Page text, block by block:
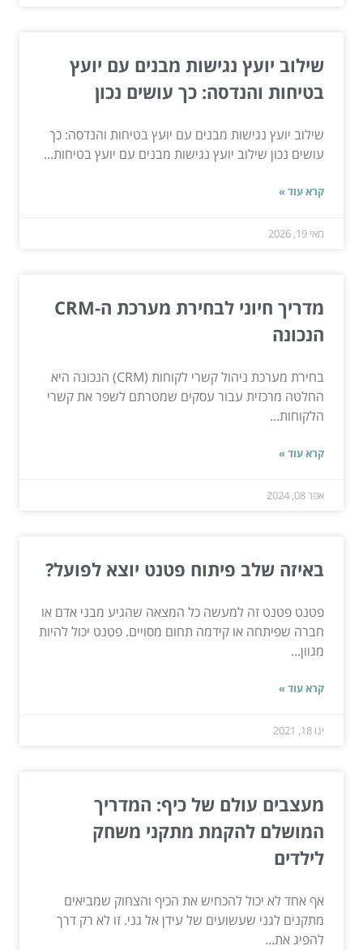
שילוב יועץ נגישות מבנים עם יועץ
בטיחות והנדסה: כך עושים נכון
שילוב יועץ נגישות מבנים עם יועץ בטיחות והנדסה: כך
עושים נכון שילוב יועץ נגישות מבנים עם יועץ בטיחות...
קרא עוד »
מאי 19, 2026
מדריך חיוני לבחירת מערכת ה-CRM
הנכונה
בחירת מערכת ניהול קשרי לקוחות (CRM) הנכונה היא
החלטה מרכזית עבור עסקים שמטרתם לשפר את קשרי
הלקוחות...
קרא עוד »
אפר 08, 2024
באיזה שלב פיתוח פטנט יוצא לפועל?
פטנט פטנט זה למעשה כל המצאה שהגיע מבני אדם או
חברה שפיתחה או קידמה תחום מסויים. פטנט יכול להיות
מגוון...
קרא עוד »
ינו 18, 2021
מעצבים עולם של כיף: המדריך
המושלם להקמת מתקני משחק
לילדים
אף אחד לא יכול להכחיש את הכיף והצחוק שמביאים
מתקנים לגני שעשועים של עידן אל גני. זו לא רק דרך
להפיג את...